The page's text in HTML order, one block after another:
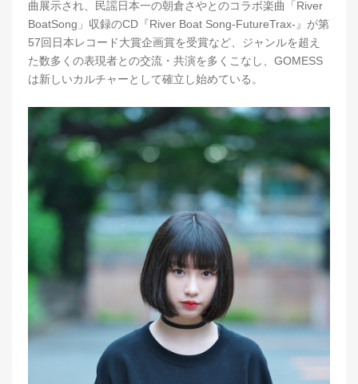
曲展示され、民謡日本一の朝倉さやとのコラボ楽曲「River
BoatSong」収録のCD『River Boat Song-FutureTrax-』が第
57回日本レコード大賞企画賞を受賞など、ジャンルを超え
た数多くの表現者との交流・共演を多くこなし、GOMESS
は新しいカルチャーとして確立し始めている。